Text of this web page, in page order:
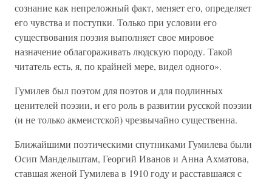
сознание как непреложный факт, меняет его, определяет
его чувства и поступки. Только при условии его
существования поэзия выполняет свое мировое
назначение облагораживать людскую породу. Такой
читатель есть, я, по крайней мере, видел одного».
Гумилев был поэтом для поэтов и для подлинных
ценителей поэзии, и его роль в развитии русской поэзии
(и не только акмеистской) чрезвычайно существенна.
Ближайшими поэтическими спутниками Гумилева были
Осип Мандельштам, Георгий Иванов и Анна Ахматова,
ставшая женой Гумилева в 1910 году и расставшаяся с